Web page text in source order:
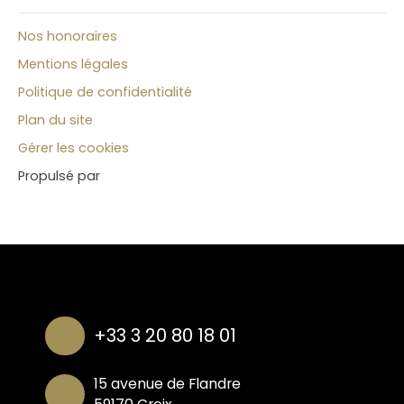
Nos honoraires
Mentions légales
Politique de confidentialité
Plan du site
Gérer les cookies
Propulsé par
+33 3 20 80 18 01
15 avenue de Flandre